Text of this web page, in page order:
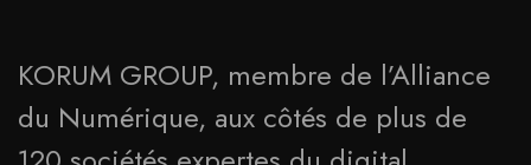
KORUM GROUP, membre de l’Alliance
du Numérique, aux côtés de plus de